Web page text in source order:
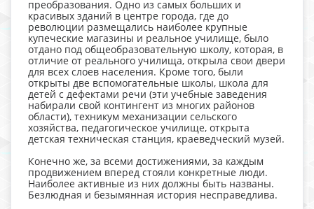
преобразования. Одно из самых больших и
красивых зданий в центре города, где до
революции размещались наиболее крупные
купеческие магазины и реальное училище, было
отдано под общеобразовательную школу, которая, в
отличие от реального училища, открыла свои двери
для всех слоев населения. Кроме того, были
открыты две вспомогательные школы, школа для
детей с дефектами речи (эти учебные заведения
набирали свой контингент из многих районов
области), техникум механизации сельского
хозяйства, педагогическое училище, открыта
детская техническая станция, краеведческий музей.
Конечно же, за всеми достижениями, за каждым
продвижением вперед стояли конкретные люди.
Наиболее активные из них должны быть названы.
Безлюдная и безымянная история несправедлива.